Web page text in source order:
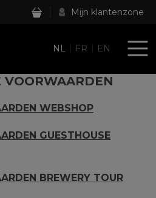
Mijn klantenzone
NL FR EN
VOORWAARDEN
WEBSHOP
GUESTHOUSE
BREWERY TOUR